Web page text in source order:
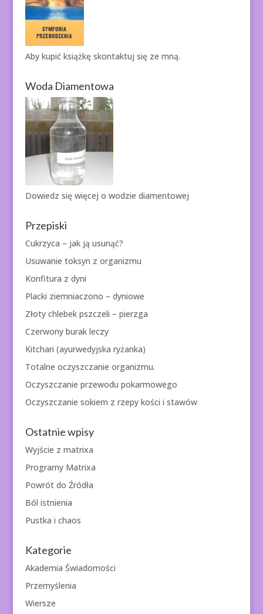
Aby kupić książkę skontaktuj się ze mną.
Woda Diamentowa
Dowiedz się więcej o wodzie diamentowej
Przepiski
Cukrzyca – jak ją usunąć?
Usuwanie toksyn z organizmu
Konfitura z dyni
Placki ziemniaczono – dyniowe
Złoty chlebek pszczeli – pierzga
Czerwony burak leczy
Kitchari (ayurwedyjska ryżanka)
Totalne oczyszczanie organizmu.
Oczyszczanie przewodu pokarmowego
Oczyszczanie sokiem z rzepy kości i stawów
Ostatnie wpisy
Wyjście z matrixa
Programy Matrixa
Powrót do Źródła
Ból istnienia
Pustka i chaos
Kategorie
Akademia Świadomości
Przemyślenia
Wiersze